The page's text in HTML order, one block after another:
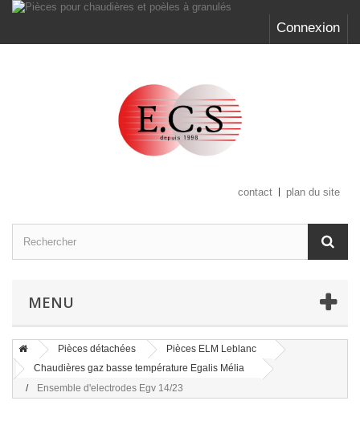
Connexion
contact plan du site
MENU
Pièces détachées
Pièces ELM Leblanc
Chaudières gaz basse température Egalis Mélia
Ensemble d'electrodes Egv 14/23